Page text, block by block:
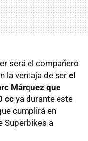
será el compañero
la ventaja de ser el
Márquez que
cc ya durante este
cumplirá en
Superbikes a